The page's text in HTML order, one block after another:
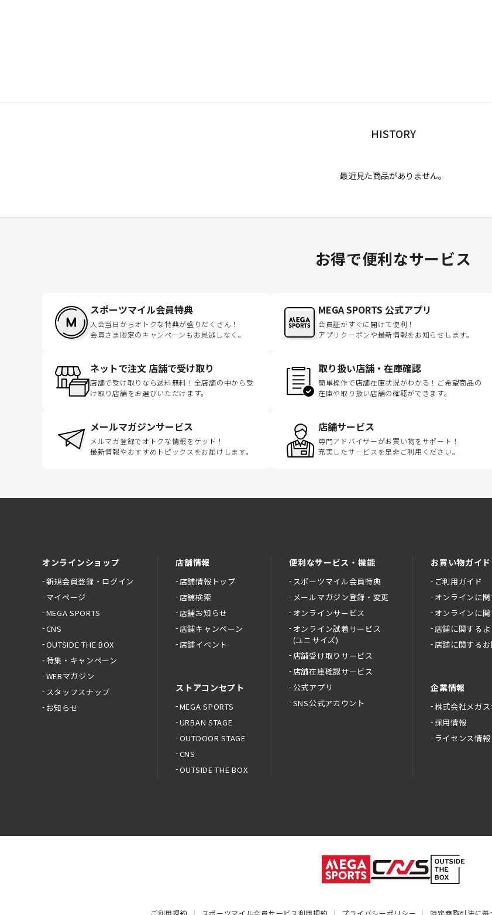
HISTORY
最近見た商品がありません。
お得で便利なサービス
スポーツマイル会員特典
入会当日からオトクな特典が盛りだくさん！
会員さま限定のキャンペーンもお見逃しなく。
MEGA SPORTS 公式アプリ
会員証がすぐに開けて便利！
アプリクーポンや最新情報をお知らせします。
ネットで注文 店舗で受け取り
店舗で受け取りなら送料無料！全店舗の中から受
け取り店舗をお選びいただけます。
取り扱い店舗・在庫確認
簡単操作で店舗在庫状況がわかる！ご希望商品の
在庫や取り扱い店舗の確認ができます。
メールマガジンサービス
メルマガ登録でオトクな情報をゲット！
最新情報やおすすめトピックスをお届けします。
店舗サービス
専門アドバイザーがお買い物をサポート！
充実したサービスを是非ご利用ください。
オンラインショップ
新規会員登録・ログイン
マイページ
MEGA SPORTS
CNS
OUTSIDE THE BOX
特集・キャンペーン
WEBマガジン
スタッフスナップ
お知らせ
店舗情報
店舗情報トップ
店舗検索
店舗お知らせ
店舗キャンペーン
店舗イベント
ストアコンセプト
MEGA SPORTS
URBAN STAGE
OUTDOOR STAGE
CNS
OUTSIDE THE BOX
便利なサービス・機能
スポーツマイル会員特典
メールマガジン登録・変更
オンラインサービス
オンライン試着サービス
(ユニサイズ)
店舗受け取りサービス
店舗在庫確認サービス
公式アプリ
SNS公式アカウント
お買い物ガイド
ご利用ガイド
オンラインに
オンラインに
店舗に関する
店舗に関する
企業情報
株式会社メガ
採用情報
ライセンス情報
ご利用規約 スポーツマイル会員サービス利用規約 プライバシーポリシー 特定商取引法に基